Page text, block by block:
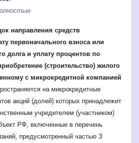
направления средств
первоначального взноса или
долга и уплату процентов по
(строительство) жилого
с микрокредитной компанией
на микрокредитные
акций (долей) которых принадлежит
учредителем (участником)
РФ, включенные в перечень
предусмотренный частью 3